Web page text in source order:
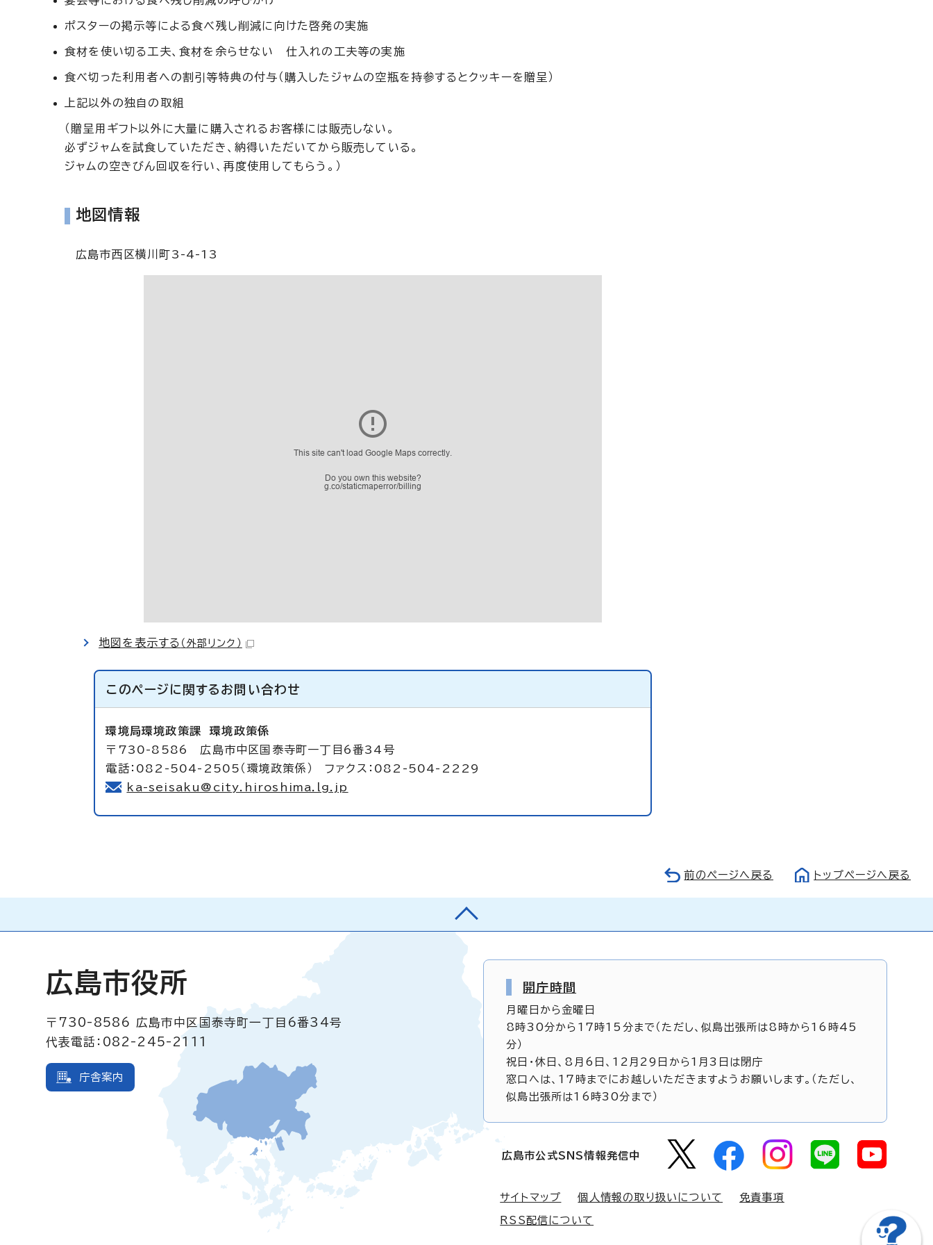
ポスターの掲示等による食べ残し削減に向けた啓発の実施
食材を使い切る工夫、食材を余らせない 仕入れの工夫等の実施
食べ切った利用者への割引等特典の付与（購入したジャムの空瓶を持参するとクッキーを贈呈）
上記以外の独自の取組
（贈呈用ギフト以外に大量に購入されるお客様には販売しない。
必ずジャムを試食していただき、納得いただいてから販売している。
ジャムの空きびん回収を行い、再度使用してもらう。）
地図情報
広島市西区横川町3-4-13
地図を表示する （外部リンク）
このページに関する お問い合わせ
環境局環境政策課環境政策係
〒730-8586 広島市中区国泰寺町一丁目6番34号
電話：082-504-2505（環境政策係） ファクス：082-504-2229
ka-seisaku@city.hiroshima.lg.jp
前のページへ戻る トップページへ戻る
広島市役所
〒730-8586
広島市中区国泰寺町一丁目6番34号
代表電話：082-245-2111
庁舎案内
開庁時間
月曜日から金曜日
8時30分から17時15分まで（ただし、似島出張所は8時から16時45
分）
祝日・休日、8月6日、12月29日から1月3日は閉庁
窓口へは、17時までにお越しいただきますようお願いします。（ただし、
似島出張所は16時30分まで）
広島市公式SNS情報発信中
サイトマップ 個人情報の取り扱いについて 免責事項
RSS配信について